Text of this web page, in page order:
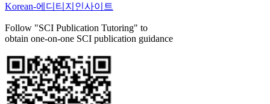
Korean-에디티지인사이트
Follow "SCI Publication Tutoring" to
obtain one-on-one SCI publication guidance